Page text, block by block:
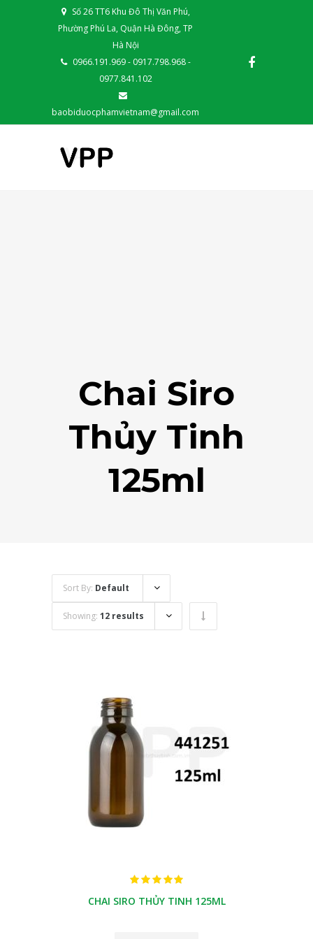
Số 26 TT6 Khu Đô Thị Văn Phú,
Phường Phú La, Quận Hà Đông, TP
Hà Nội
0966.191.969 - 0917.798.968 -
0977.841.102
baobiduocphamvietnam@gmail.com
Chai Siro
Thủy Tinh
125ml
Sort By: Default
Showing: 12 results
CHAI SIRO THỦY TINH 125ML